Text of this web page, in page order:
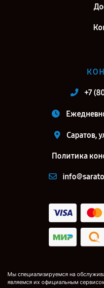
+7
Саратов,
Политика
Мы специализируемся на
являемся их официальным